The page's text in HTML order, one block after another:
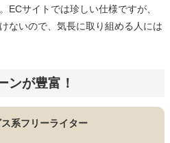
ECサイトでは珍しい仕様ですが、
ないので、気長に取り組める人には
ンが豊富！
系フリーライター